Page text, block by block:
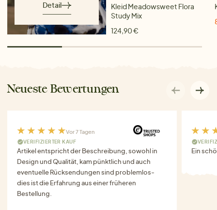
Detail
Kleid Meadowsweet Flora
Study Mix
124,90 €
Neueste Bewertungen
Vor 7 Tagen
VERIFIZIERTER KAUF
Artikel entspricht der Beschreibung, sowohl in
Design und Qualität, kam pünktlich und auch
eventuelle Rücksendungen sind problemlos-
dies ist die Erfahrung aus einer früheren
Bestellung.
Ein